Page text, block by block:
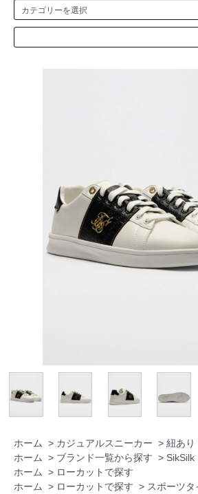
ホーム > カジュアルスニーカー > 紐あり
ホーム
> ブランド一覧から探す > SikSilk
ホーム
> ローカットで探す
ホーム
> ローカットで探す > スポーツ